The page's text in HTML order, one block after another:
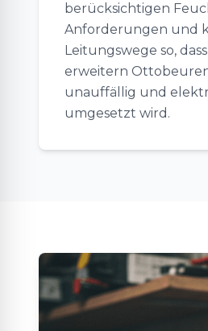
berücksichtigen
Anforderungen und
Leitungswege so,
erweitern
unauffällig und
umgesetzt wird.